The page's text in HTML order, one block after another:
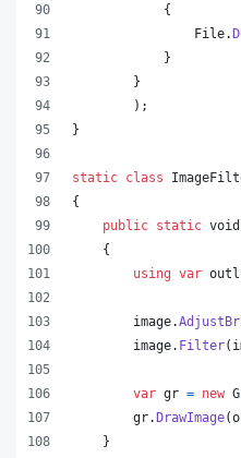
{
File.
}
}
) ;
}
static class
{
public static void
{
using var
image.
image. Filter(
var gr = new
gr.DrawImage(
}